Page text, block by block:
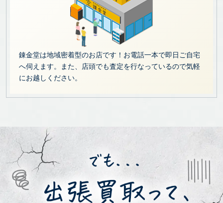
錬金堂は地域密着型のお店です！お電話一本で即日ご自宅
へ伺えます。また、店頭でも査定を行なっているので気軽
にお越しください。